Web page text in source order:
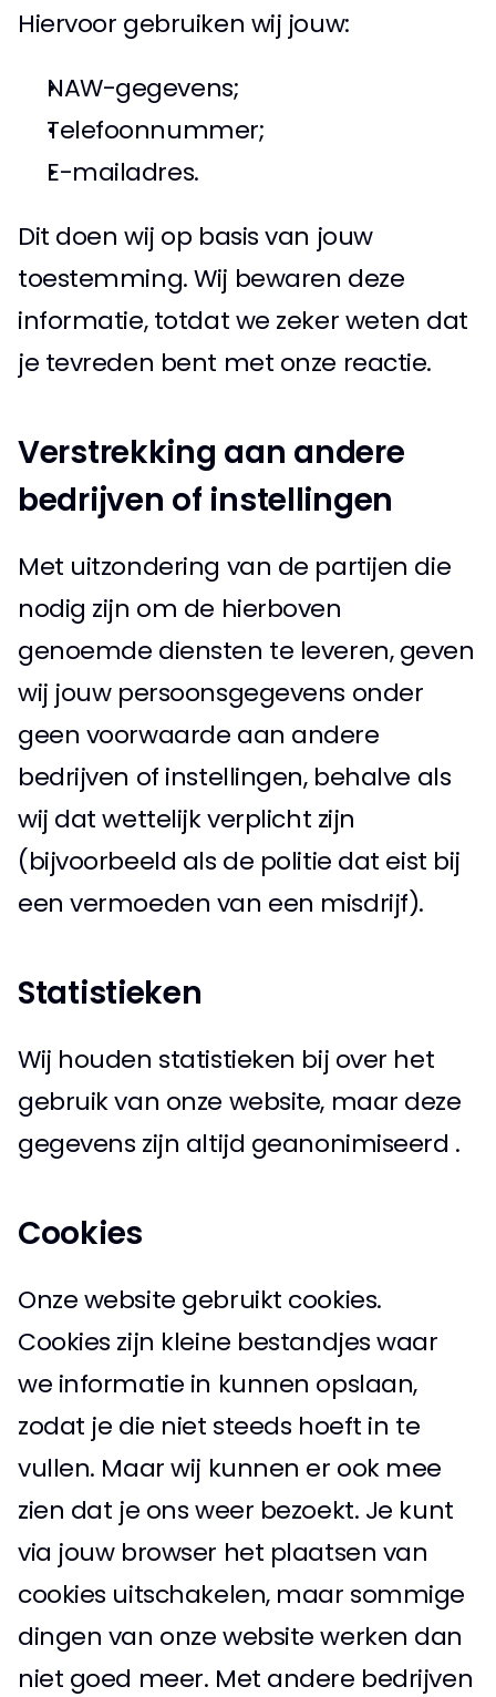
Hiervoor gebruiken wij jouw:
NAW-gegevens;
Telefoonnummer;
E-mailadres.
Dit doen wij op basis van jouw
toestemming. Wij bewaren deze
informatie, totdat we zeker weten dat
je tevreden bent met onze reactie.
Verstrekking aan andere
bedrijven of instellingen
Met uitzondering van de partijen die
nodig zijn om de hierboven
genoemde diensten te leveren, geven
wij jouw persoonsgegevens onder
geen voorwaarde aan andere
bedrijven of instellingen, behalve als
wij dat wettelijk verplicht zijn
(bijvoorbeeld als de politie dat eist bij
een vermoeden van een misdrijf).
Statistieken
Wij houden statistieken bij over het
gebruik van onze website, maar deze
gegevens zijn altijd geanonimiseerd .
Cookies
Onze website gebruikt cookies.
Cookies zijn kleine bestandjes waar
we informatie in kunnen opslaan,
zodat je die niet steeds hoeft in te
vullen. Maar wij kunnen er ook mee
zien dat je ons weer bezoekt. Je kunt
via jouw browser het plaatsen van
cookies uitschakelen, maar sommige
dingen van onze website werken dan
niet goed meer. Met andere bedrijven